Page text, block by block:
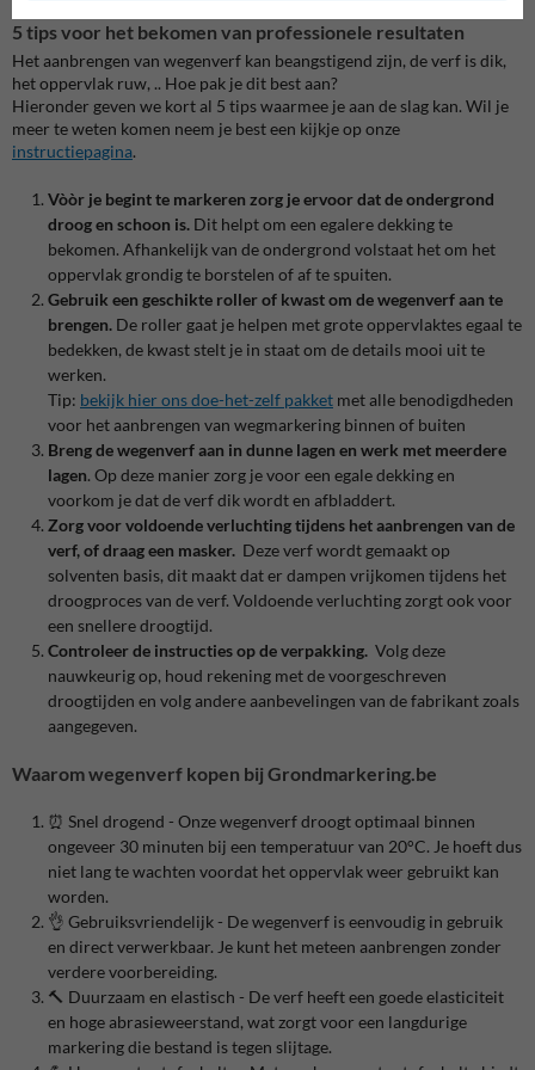
5 tips voor het bekomen van professionele resultaten
Het aanbrengen van wegenverf kan beangstigend zijn, de verf is dik,
het oppervlak ruw, .. Hoe pak je dit best aan?
Hieronder geven we kort al 5 tips waarmee je aan de slag kan. Wil je
meer te weten komen neem je best een kijkje op onze
instructiepagina.
Vòòr je begint te markeren zorg je ervoor dat de ondergrond
droog en schoon is. Dit helpt om een egalere dekking te
bekomen. Afhankelijk van de ondergrond volstaat het om het
oppervlak grondig te borstelen of af te spuiten.
Gebruik een geschikte roller of kwast om de wegenverf aan te
brengen. De roller gaat je helpen met grote oppervlaktes egaal te
bedekken, de kwast stelt je in staat om de details mooi uit te
werken.
Tip: bekijk hier ons doe-het-zelf pakket met alle benodigdheden
voor het aanbrengen van wegmarkering binnen of buiten
Breng de wegenverf aan in dunne lagen en werk met meerdere
lagen. Op deze manier zorg je voor een egale dekking en
voorkom je dat de verf dik wordt en afbladdert.
Zorg voor voldoende verluchting tijdens het aanbrengen van de
verf, of draag een masker. Deze verf wordt gemaakt op
solventen basis, dit maakt dat er dampen vrijkomen tijdens het
droogproces van de verf. Voldoende verluchting zorgt ook voor
een snellere droogtijd.
Controleer de instructies op de verpakking. Volg deze
nauwkeurig op, houd rekening met de voorgeschreven
droogtijden en volg andere aanbevelingen van de fabrikant zoals
aangegeven.
Waarom wegenverf kopen bij Grondmarkering.be
⏰ Snel drogend - Onze wegenverf droogt optimaal binnen
ongeveer 30 minuten bij een temperatuur van 20°C. Je hoeft dus
niet lang te wachten voordat het oppervlak weer gebruikt kan
worden.
👌 Gebruiksvriendelijk - De wegenverf is eenvoudig in gebruik
en direct verwerkbaar. Je kunt het meteen aanbrengen zonder
verdere voorbereiding.
🔨 Duurzaam en elastisch - De verf heeft een goede elasticiteit
en hoge abrasieweerstand, wat zorgt voor een langdurige
markering die bestand is tegen slijtage.